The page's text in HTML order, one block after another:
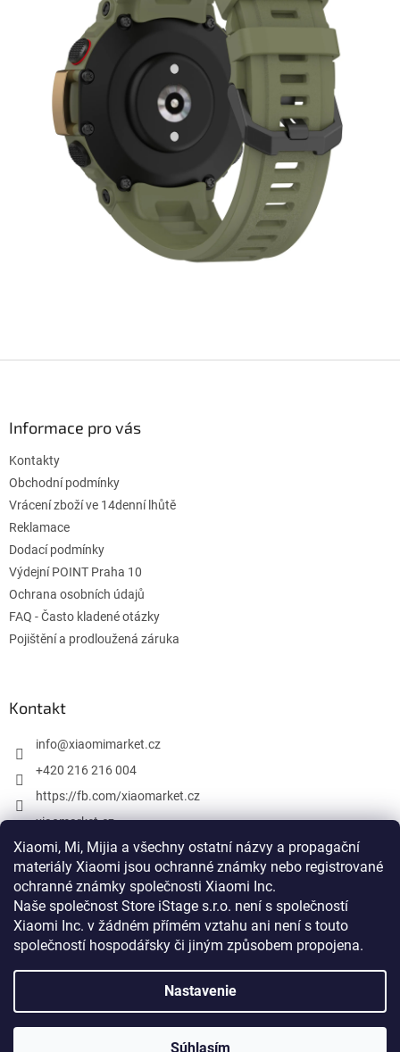
Xiaomi, Mi, Mijia a všechny ostatní názvy a propagační
materiály Xiaomi jsou ochranné známky nebo registrované
ochranné známky společnosti Xiaomi Inc.
Naše společnost Store iStage s.r.o. není s společností
Xiaomi Inc. v žádném přímém vztahu ani není s touto
společností hospodářsky či jiným způsobem propojena.
Nastavenie
Súhlasím
Xiaomi, Mi, Mijia a všetky ostatné názvy a propagačné materiály
Xiaomi sú ochranné známky alebo registrované ochranné známky
spoločnosti Xiaomi Inc. Naša spoločnosť Store iStage s.r.o. nie je s
spoločnosťou Xiaomi Inc. v žiadnom priamom vzťahu ani nie je s
Informace pro vás
Kontakty
Obchodní podmínky
Vrácení zboží ve 14denní lhůtě
Reklamace
Dodací podmínky
Výdejní POINT Praha 10
Ochrana osobních údajů
FAQ - Často kladené otázky
Pojištění a prodloužená záruka
Kontakt
info@xiaomimarket.cz
+420 216 216 004
https://fb.com/xiaomarket.cz
xiaomarket.cz
Vytvoril Shoptet
Copyright 2026XiaomiMarket.cz. Všetky práva vyhradené.